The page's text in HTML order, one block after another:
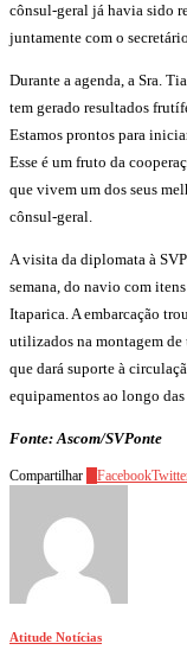
cônsul-geral já havia sido
juntamente com o
Durante a agenda, a Sra.
tem gerado resultados
Estamos prontos para
Esse é um fruto da
que vivem um dos seus
cônsul-geral.
A visita da diplomata à
semana, do navio com
Itaparica. A embarcação
utilizados na montagem
que dará suporte à
equipamentos ao longo
Fonte: Ascom/SVPonte
Compartilhar Facebook
Atitude Notícias